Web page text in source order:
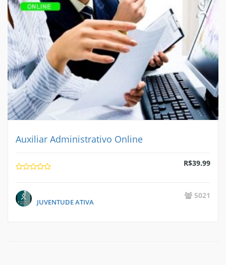
Auxiliar Administrativo Online
R$39.99
JUVENTUDE ATIVA
5021